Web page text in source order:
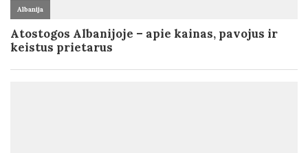
Albanija
Atostogos Albanijoje – apie kainas, pavojus ir
keistus prietarus